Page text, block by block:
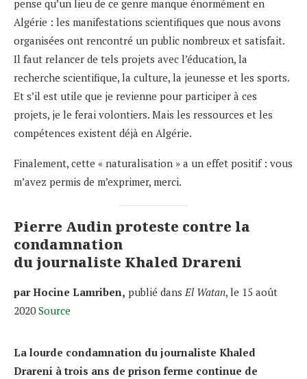
pense qu’un lieu de ce genre manque énormément en
Algérie : les manifestations scientifiques que nous avons
organisées ont rencontré un public nombreux et satisfait.
Il faut relancer de tels projets avec l’éducation, la
recherche scientifique, la culture, la jeunesse et les sports.
Et s’il est utile que je revienne pour participer à ces
projets, je le ferai volontiers. Mais les ressources et les
compétences existent déjà en Algérie.
Finalement, cette « naturalisation » a un effet positif : vous
m’avez permis de m’exprimer, merci.
Pierre Audin proteste contre la
condamnation
du journaliste Khaled Drareni
par Hocine Lamriben, publié dans El Watan, le 15 août
2020 Source
La lourde condamnation du journaliste Khaled
Drareni à trois ans de prison ferme continue de